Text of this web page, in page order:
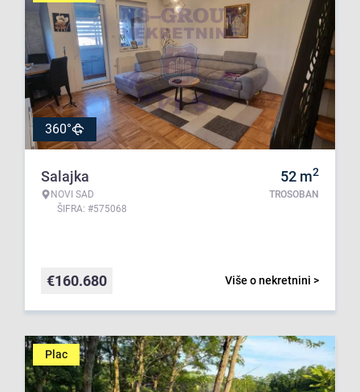
360°
Salajka
NOVI SAD
ŠIFRA: #575068
52 m2
TROSOBAN
Više o nekretnini >
€160.680
Plac